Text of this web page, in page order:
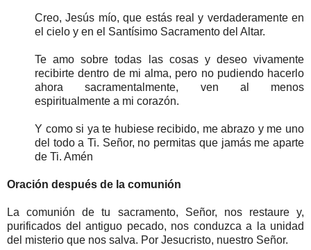
Creo, Jesús mío, que estás real y verdaderamente en
el cielo y en el Santísimo Sacramento del Altar.
Te amo sobre todas las cosas y deseo vivamente
recibirte dentro de mi alma, pero no pudiendo hacerlo
ahora sacramentalmente, ven al menos
espiritualmente a mi corazón.
Y como si ya te hubiese recibido, me abrazo y me uno
del todo a Ti. Señor, no permitas que jamás me aparte
de Ti. Amén
Oración después de la comunión
La comunión de tu sacramento, Señor, nos restaure y,
purificados del antiguo pecado, nos conduzca a la unidad
del misterio que nos salva. Por Jesucristo, nuestro Señor.